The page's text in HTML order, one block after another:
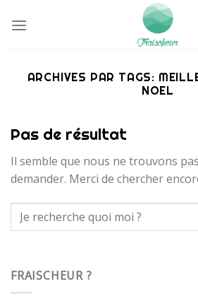
au
ARCHIVES PAR TAGS:
NOEL
FRAISCHEUR ?
Pas de résultat
Il semble que nous ne trouvons
demander. Merci de chercher